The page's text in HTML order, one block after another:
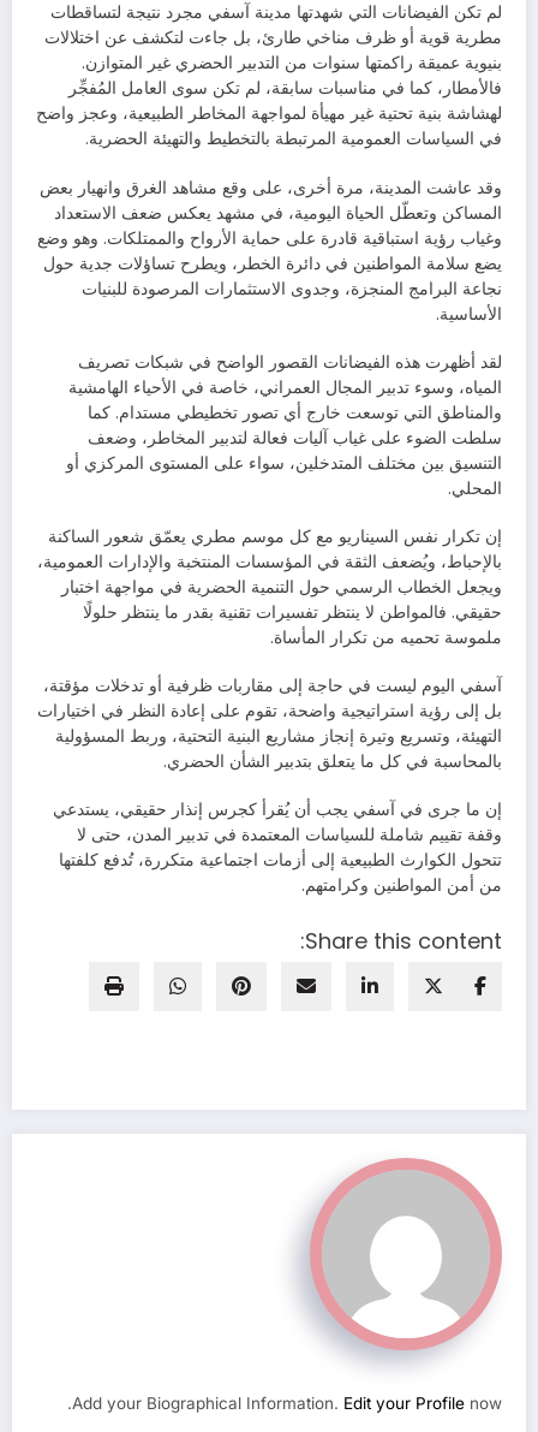
لم تكن الفيضانات التي شهدتها مدينة آسفي مجرد نتيجة لتساقطات
مطرية قوية أو ظرف مناخي طارئ، بل جاءت لتكشف عن اختلالات
بنيوية عميقة راكمتها سنوات من التدبير الحضري غير المتوازن.
فالأمطار، كما في مناسبات سابقة، لم تكن سوى العامل المُفجِّر
لهشاشة بنية تحتية غير مهيأة لمواجهة المخاطر الطبيعية، وعجز واضح
في السياسات العمومية المرتبطة بالتخطيط والتهيئة الحضرية.
وقد عاشت المدينة، مرة أخرى، على وقع مشاهد الغرق وانهيار بعض
المساكن وتعطّل الحياة اليومية، في مشهد يعكس ضعف الاستعداد
وغياب رؤية استباقية قادرة على حماية الأرواح والممتلكات. وهو وضع
يضع سلامة المواطنين في دائرة الخطر، ويطرح تساؤلات جدية حول
نجاعة البرامج المنجزة، وجدوى الاستثمارات المرصودة للبنيات
الأساسية.
لقد أظهرت هذه الفيضانات القصور الواضح في شبكات تصريف
المياه، وسوء تدبير المجال العمراني، خاصة في الأحياء الهامشية
والمناطق التي توسعت خارج أي تصور تخطيطي مستدام. كما
سلطت الضوء على غياب آليات فعالة لتدبير المخاطر، وضعف
التنسيق بين مختلف المتدخلين، سواء على المستوى المركزي أو
المحلي.
إن تكرار نفس السيناريو مع كل موسم مطري يعمّق شعور الساكنة
بالإحباط، ويُضعف الثقة في المؤسسات المنتخبة والإدارات العمومية،
ويجعل الخطاب الرسمي حول التنمية الحضرية في مواجهة اختبار
حقيقي. فالمواطن لا ينتظر تفسيرات تقنية بقدر ما ينتظر حلولًا
ملموسة تحميه من تكرار المأساة.
آسفي اليوم ليست في حاجة إلى مقاربات ظرفية أو تدخلات مؤقتة،
بل إلى رؤية استراتيجية واضحة، تقوم على إعادة النظر في اختيارات
التهيئة، وتسريع وتيرة إنجاز مشاريع البنية التحتية، وربط المسؤولية
بالمحاسبة في كل ما يتعلق بتدبير الشأن الحضري.
إن ما جرى في آسفي يجب أن يُقرأ كجرس إنذار حقيقي، يستدعي
وقفة تقييم شاملة للسياسات المعتمدة في تدبير المدن، حتى لا
تتحول الكوارث الطبيعية إلى أزمات اجتماعية متكررة، تُدفع كلفتها
من أمن المواطنين وكرامتهم.
Share this content:
Add your Biographical Information. Edit your Profile now.